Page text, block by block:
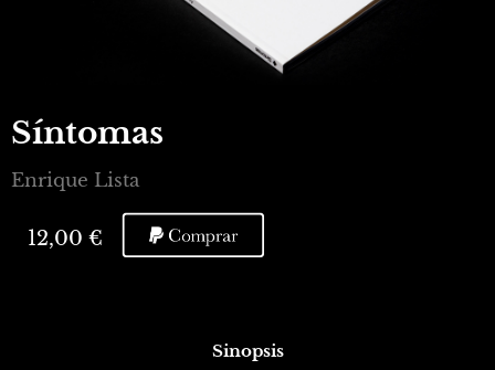
Síntomas
Enrique Lista
12,00 €
Sinopsis